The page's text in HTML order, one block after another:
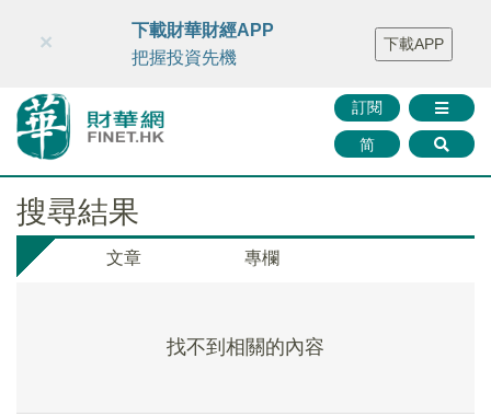
財華智庫網 FINTV FINMETA 財華證券 媒體矩陣
智庫沙龍
聯絡我們
訂閱
简
×
下載財華財經APP
把握投資先機
下載APP
搜尋結果
文章 專欄
找不到相關的內容